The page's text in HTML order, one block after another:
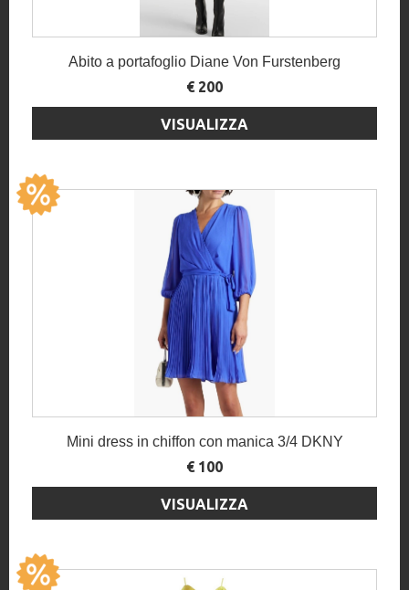
Abito a portafoglio Diane Von Furstenberg
€ 200
VISUALIZZA
Mini dress in chiffon con manica 3/4 DKNY
€ 100
VISUALIZZA